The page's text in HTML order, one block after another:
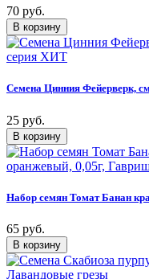
70 руб.
Семена Цинния Фейерверк,
25 руб.
Набор семян Томат Банан
65 руб.